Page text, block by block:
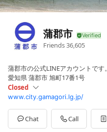
蒲郡市
Friends36,605
蒲郡市の公式LINEアカウントです。
愛知県 蒲郡市 旭町17番1号
Closed
SunClosed
Mon08:30 - 17:00
Tue08:30 - 17:00
Wed08:30 - 17:00
www.city.gamagori.lg.jp/
Chat Call